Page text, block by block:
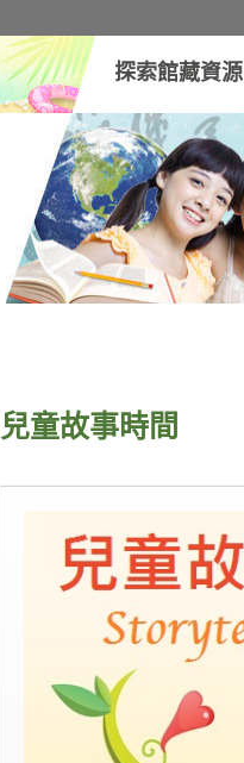
探索館藏資源
兒童故事時間